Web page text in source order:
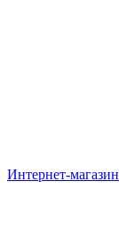
Интернет-магазин